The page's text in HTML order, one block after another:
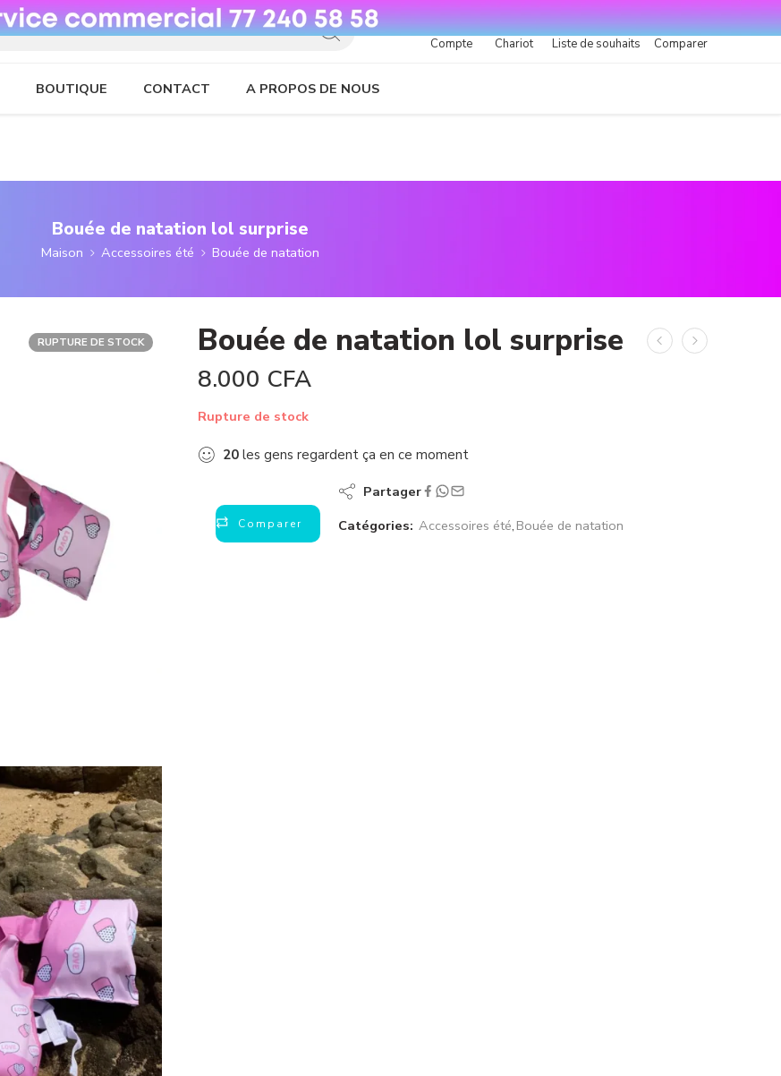
Compte Chariot Liste de souhaits Comparer
BOUTIQUE CONTACT A PROPOS DE NOUS
Bouée de natation lol surprise
Maison Accessoires été Bouée de natation
RUPTURE DE STOCK Bouée de natation lol surprise
8.000 CFA
Rupture de stock
20 les gens regardent ça en ce moment
Comparer
Partager
Catégories: Accessoires été, Bouée de natation